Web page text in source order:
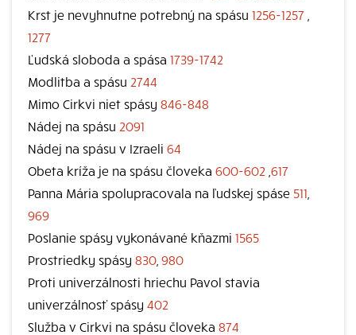
Krst je nevyhnutne potrebný na spásu 1256-1257
1277
Ľudská sloboda a spása 1739-1742
Modlitba a spásu 2744
Mimo Cirkvi niet spásy 846-848
Nádej na spásu 2091
Nádej na spásu v Izraeli 64
Obeta kríža je na spásu človeka 600-602 617
Panna Mária spolupracovala na ľudskej spáse 511
969
Poslanie spásy vykonávané kňazmi 1565
Prostriedky spásy 830 980
Proti univerzálnosti hriechu Pavol stavia
univerzálnosť spásy 402
Služba v Cirkvi na spásu človeka 874